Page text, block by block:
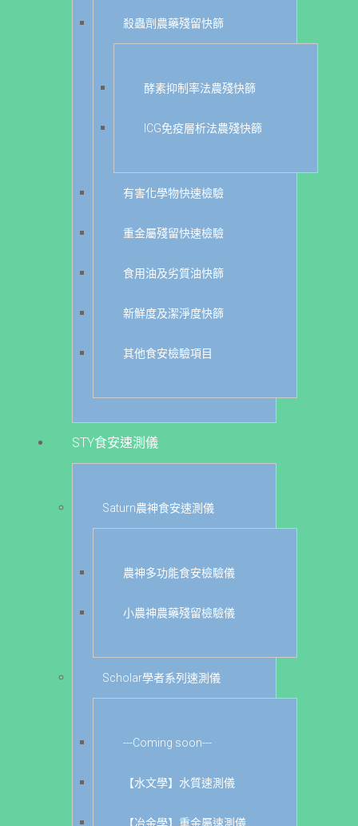
殺蟲劑農藥殘留快篩
酵素抑制率法農殘快篩
ICG免疫層析法農殘快篩
有害化學物快速檢驗
重金屬殘留快速檢驗
食用油及劣質油快篩
新鮮度及潔淨度快篩
其他食安檢驗項目
STY食安速測儀
Saturn農神食安速測儀
農神多功能食安檢驗儀
小農神農藥殘留檢驗儀
Scholar學者系列速測儀
---Coming soon---
【水文學】水質速測儀
【冶金學】重金屬速測儀